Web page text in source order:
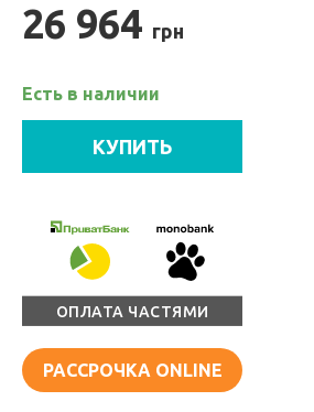
26 964 грн
Есть в наличии
КУПИТЬ
ОПЛАТА ЧАСТЯМИ
РАССРОЧКА ONLINE